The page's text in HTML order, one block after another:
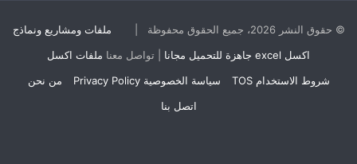
© حقوق النشر 2026، جميع الحقوق محفوظة |
ملفات ومشاريع ونماذج
اكسل excel جاهزة للتحميل مجانا
| تواصل معنا ملفات اكسل
شروط الاستخدام TOS
سياسة الخصوصية Privacy Policy
من نحن
اتصل بنا